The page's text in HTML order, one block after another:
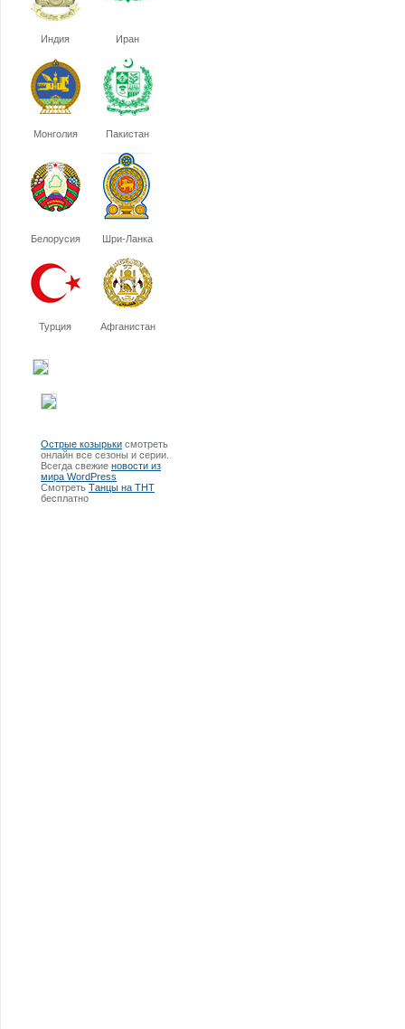
Индия Иран
Монголия Пакистан
Белорусия Шри-Ланка
Турция Афганистан
Острые козырьки смотреть
онлайн все сезоны и серии.
Всегда свежие новости из
мира WordPress
Смотреть Танцы на ТНТ
бесплатно